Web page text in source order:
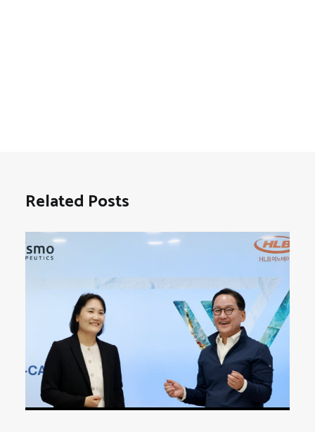
Related Posts